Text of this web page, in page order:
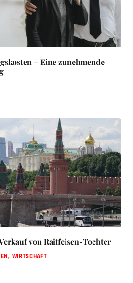
– Eine zunehmende
von Raiffeisen-Tochter
, WIRTSCHAFT